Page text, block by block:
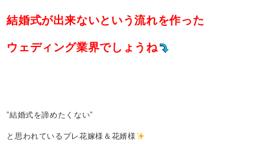
結婚式が出来ないという流れを作った
ウェディング業界でしょうね
”結婚式を諦めたくない”
と思われているプレ花嫁様＆花婿様